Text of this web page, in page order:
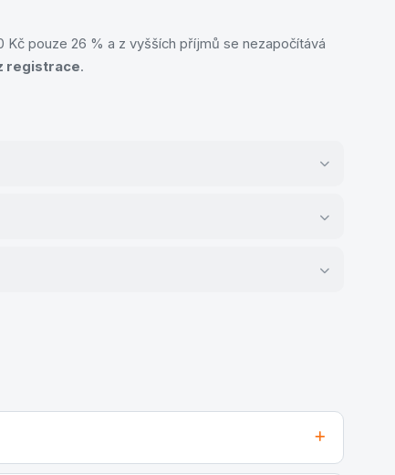
pouze 26 % a z vyšších příjmů se nezapočítává
registrace.